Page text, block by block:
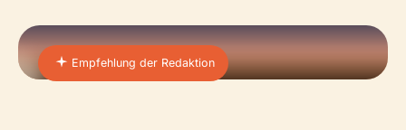
Empfehlung der Redaktion